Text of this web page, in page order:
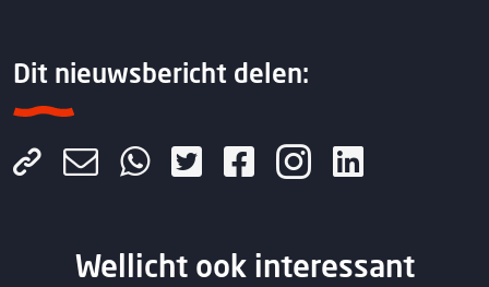
Dit nieuwsbericht delen:
Wellicht ook interessant